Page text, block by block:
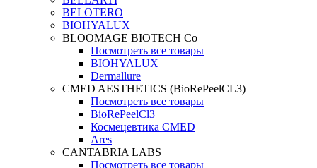
BELOTERO
BIOHYALUX
BLOOMAGE BIOTECH Co
Посмотреть все товары
BIOHYALUX
Dermallure
CMED AESTHETICS (BioRePeelCL3)
Посмотреть все товары
BioRePeelCl3
Космецевтика CMED
Ares
CANTABRIA LABS
Посмотреть все товары